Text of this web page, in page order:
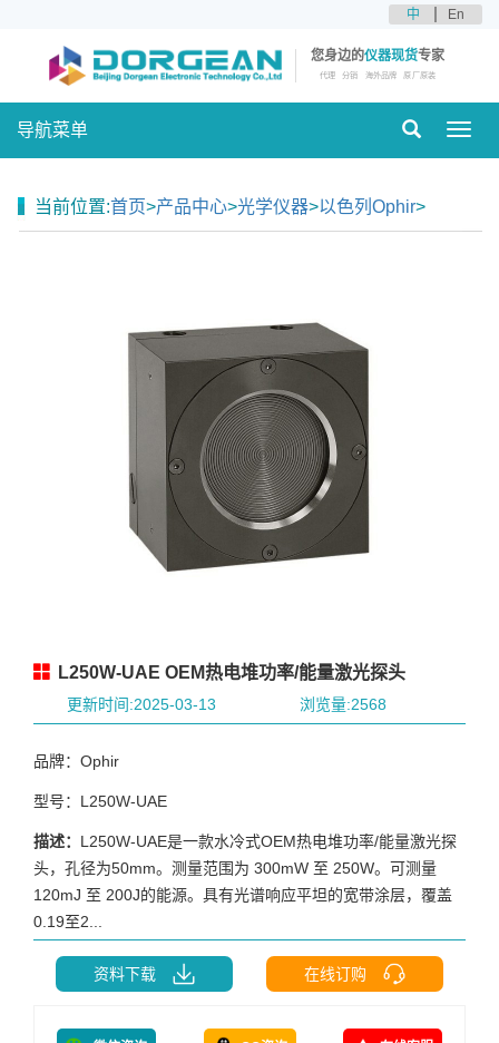
中 En
您身边的仪器现货专家
代理 分销 海外品牌 原厂原装
导航菜单
当前位置:首页>产品中心>光学仪器>以色列Ophir>
L250W-UAE OEM热电堆功率/能量激光探头
更新时间:2025-03-13 浏览量:2568
品牌：Ophir
型号：L250W-UAE
描述： L250W-UAE是一款水冷式OEM热电堆功率/能量激光探
头，孔径为50mm。测量范围为 300mW 至 250W。可测量
120mJ 至 200J的能源。具有光谱响应平坦的宽带涂层，覆盖
0.19至2...
资料下载 在线订购